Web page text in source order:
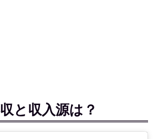
と収入源は？